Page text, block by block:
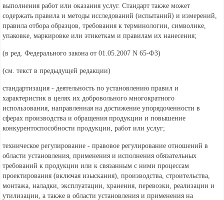
выполнения работ или оказания услуг. Стандарт также может
содержать правила и методы исследований (испытаний) и измерений,
правила отбора образцов, требования к терминологии, символике,
упаковке, маркировке или этикеткам и правилам их нанесения;
(в ред. Федеральногозакона от 01.05.2007 N 65-ФЗ)
(см. текст в предыдущейредакции)
стандартизация - деятельность по установлению правил и
характеристик в целях их добровольного многократного
использования, направленная на достижение упорядоченности в
сферах производства и обращения продукции и повышение
конкурентоспособности продукции, работ или услуг;
техническое регулирование - правовое регулирование отношений в
области установления, применения и исполнения обязательных
требований к продукции или к связанным с ними процессам
проектирования (включая изыскания), производства, строительства,
монтажа, наладки, эксплуатации, хранения, перевозки, реализации и
утилизации, а также в области установления и применения на